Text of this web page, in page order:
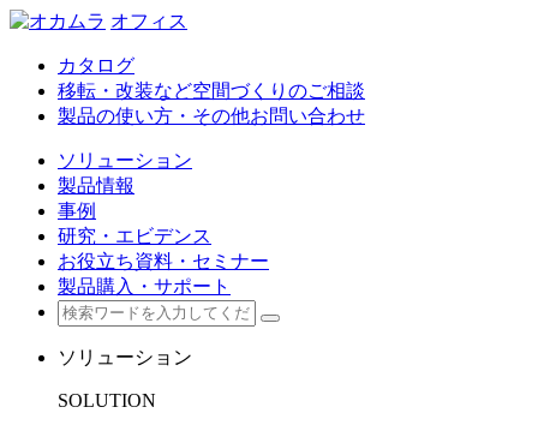
オフィス
カタログ
移転・改装など空間づくりのご相談
製品の使い方・その他お問い合わせ
ソリューション
製品情報
事例
研究・エビデンス
お役立ち資料・セミナー
製品購入・サポート
ソリューション
SOLUTION